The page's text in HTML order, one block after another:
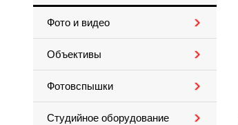
Фото и видео
Объективы
Фотовспышки
Студийное оборудование